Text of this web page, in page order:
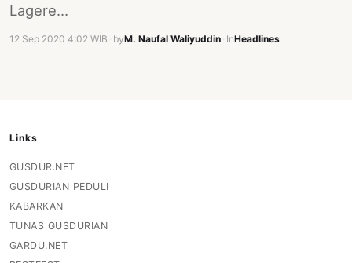
Lagere…
12 Sep 2020 4:02 WIB byM. Naufal Waliyuddin InHeadlines
Links
GUSDUR.NET
GUSDURIAN PEDULI
KABARKAN
TUNAS GUSDURIAN
GARDU.NET